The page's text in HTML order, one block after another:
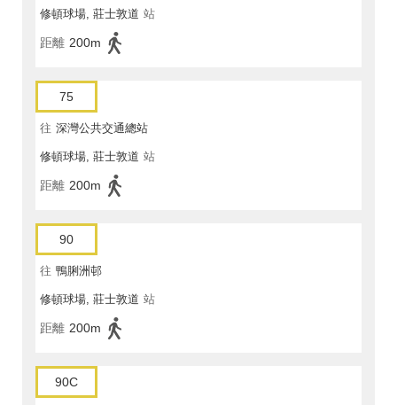
修頓球場, 莊士敦道 站
距離 200m
75
往 深灣公共交通總站
修頓球場, 莊士敦道 站
距離 200m
90
往 鴨脷洲邨
修頓球場, 莊士敦道 站
距離 200m
90C